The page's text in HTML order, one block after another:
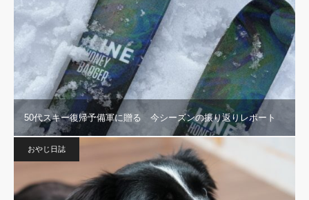
50代スキー復帰予備軍に贈る 今シーズンの振り返りレポート
おやじ日誌